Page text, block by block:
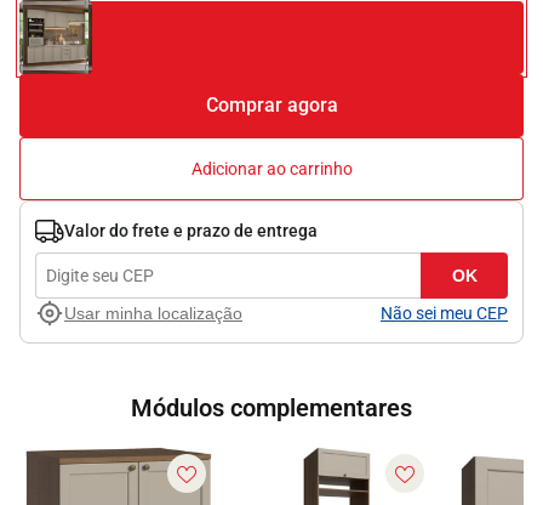
Adicionar ao carrinho
Comprar agora
Valor do frete e prazo de entrega
OK
Usar minha localização
Não sei meu CEP
Módulos complementares